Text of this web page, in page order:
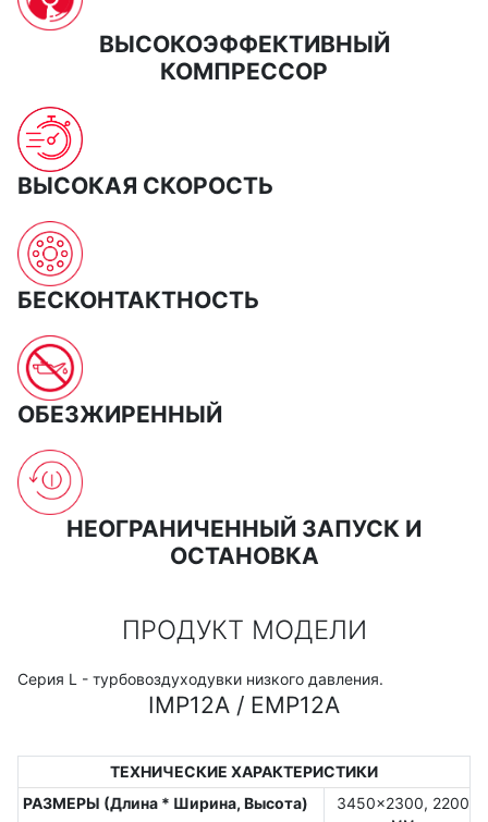
ВЫСОКОЭФФЕКТИВНЫЙ
КОМПРЕССОР
ВЫСОКАЯ СКОРОСТЬ
БЕСКОНТАКТНОСТЬ
ОБЕЗЖИРЕННЫЙ
НЕОГРАНИЧЕННЫЙ ЗАПУСК И
ОСТАНОВКА
ПРОДУКТ МОДЕЛИ
Серия L - турбовоздуходувки низкого давления.
IMP12A / EMP12A
ТЕХНИЧЕСКИЕ ХАРАКТЕРИСТИКИ
РАЗМЕРЫ (Длина * Ширина, Высота)
3450x2300, 2200